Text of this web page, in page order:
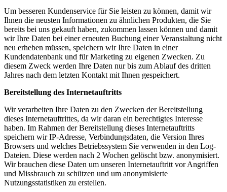
Um besseren Kundenservice für Sie leisten zu können, damit wir
Ihnen die neusten Informationen zu ähnlichen Produkten, die Sie
bereits bei uns gekauft haben, zukommen lassen können und damit
wir Ihre Daten bei einer erneuten Buchung einer Veranstaltung nicht
neu erheben müssen, speichern wir Ihre Daten in einer
Kundendatenbank und für Marketing zu eigenen Zwecken. Zu
diesem Zweck werden Ihre Daten nur bis zum Ablauf des dritten
Jahres nach dem letzten Kontakt mit Ihnen gespeichert.
Bereitstellung des Internetauftritts
Wir verarbeiten Ihre Daten zu den Zwecken der Bereitstellung
dieses Internetauftrittes, da wir daran ein berechtigtes Interesse
haben. Im Rahmen der Bereitstellung dieses Internetauftritts
speichern wir IP-Adresse, Verbindungsdaten, die Version Ihres
Browsers und welches Betriebssystem Sie verwenden in den Log-
Dateien. Diese werden nach 2 Wochen gelöscht bzw. anonymisiert.
Wir brauchen diese Daten um unseren Internetauftritt vor Angriffen
und Missbrauch zu schützen und um anonymisierte
Nutzungsstatistiken zu erstellen.